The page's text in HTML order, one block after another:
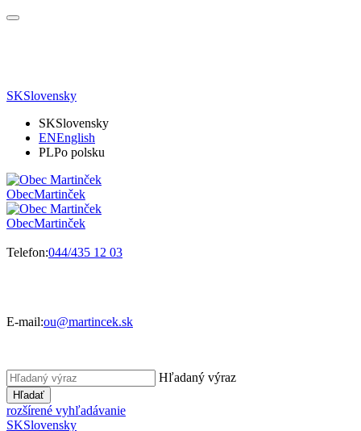
SKSlovensky
SKSlovensky
ENEnglish
PLPo polsku
ObecMartinček
ObecMartinček
Telefon:044/435 12 03
E-mail:ou@martincek.sk
Hľadaný výraz
Hľadať
rozšírené vyhľadávanie
SKSlovensky